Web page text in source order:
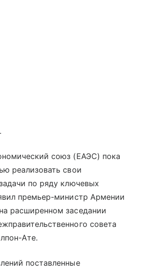
союз (ЕАЭС) пока
реализовать свои
по ряду ключевых
премьер-министр Армении
расширенном заседании
совета
Ате.
поставленные